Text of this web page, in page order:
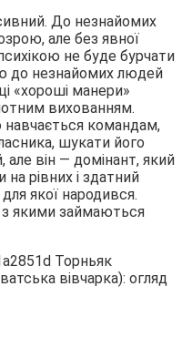
До незнайомих
але без явної
не буде бурчати
до незнайомих людей
«хороші манери»
вихованням.
навчається командам,
шукати його
але він ― домінант, який
на рівних і здатний
якої народився.
з якими займаються